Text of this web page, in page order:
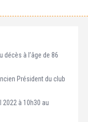
décès à l’âge de 86
Président du club
à 10h30 au